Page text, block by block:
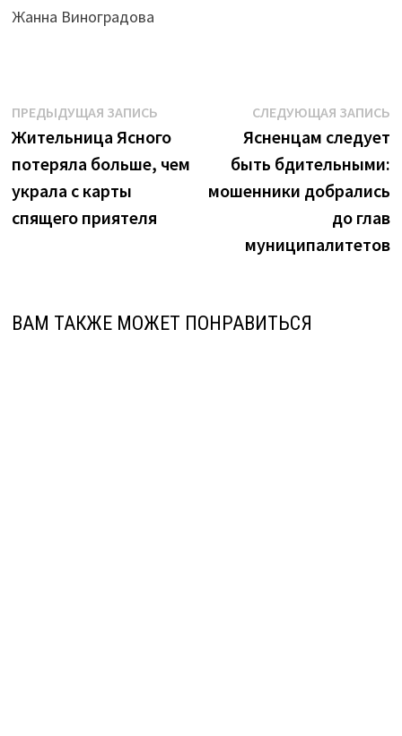
Жанна Виноградова
Навигация
по
записям
ПРЕДЫДУЩАЯ ЗАПИСЬПредыдущая
запись:
Жительница Ясного
потеряла больше, чем
украла с карты
спящего приятеля
СЛЕДУЮЩАЯ ЗАПИСЬ
Ясненцам следует
быть бдительными:
мошенники добрались
до глав
муниципалитетов
ВАМ ТАКЖЕ МОЖЕТ ПОНРАВИТЬСЯ